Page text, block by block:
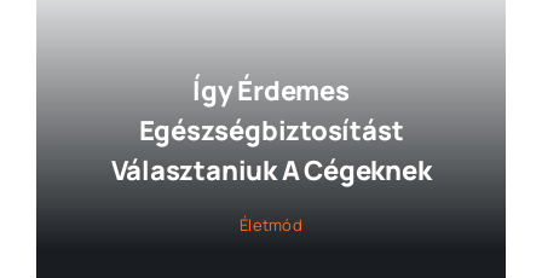
Így Érdemes
Egészségbiztosítást
Választaniuk A Cégeknek
Életmód